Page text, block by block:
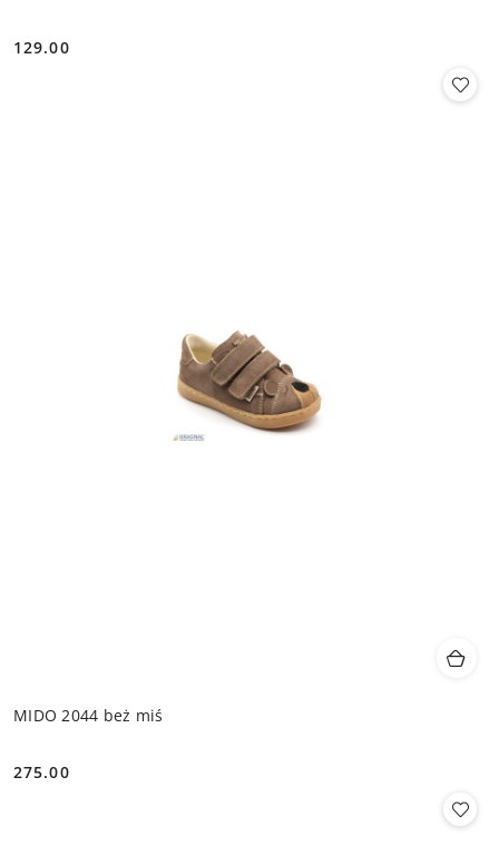
Cena:
129.00
MIDO 2044 beż miś
Cena:
275.00